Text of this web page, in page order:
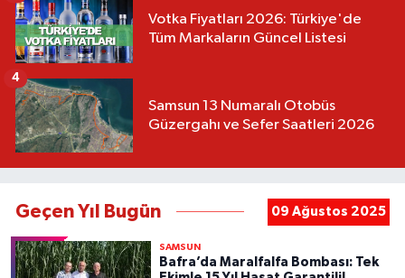
Votka Fiyatları 2026: Türkiye'de
Tüm Markaların Güncel Listesi
Samsun 13 Numaralı Otobüs
Güzergahı ve Sefer Saatleri 2026
4
Geçen Yıl Bugün 09 Ağustos 2025
SAMSUN
Bafra’da Maralfalfa Bombası: Tek